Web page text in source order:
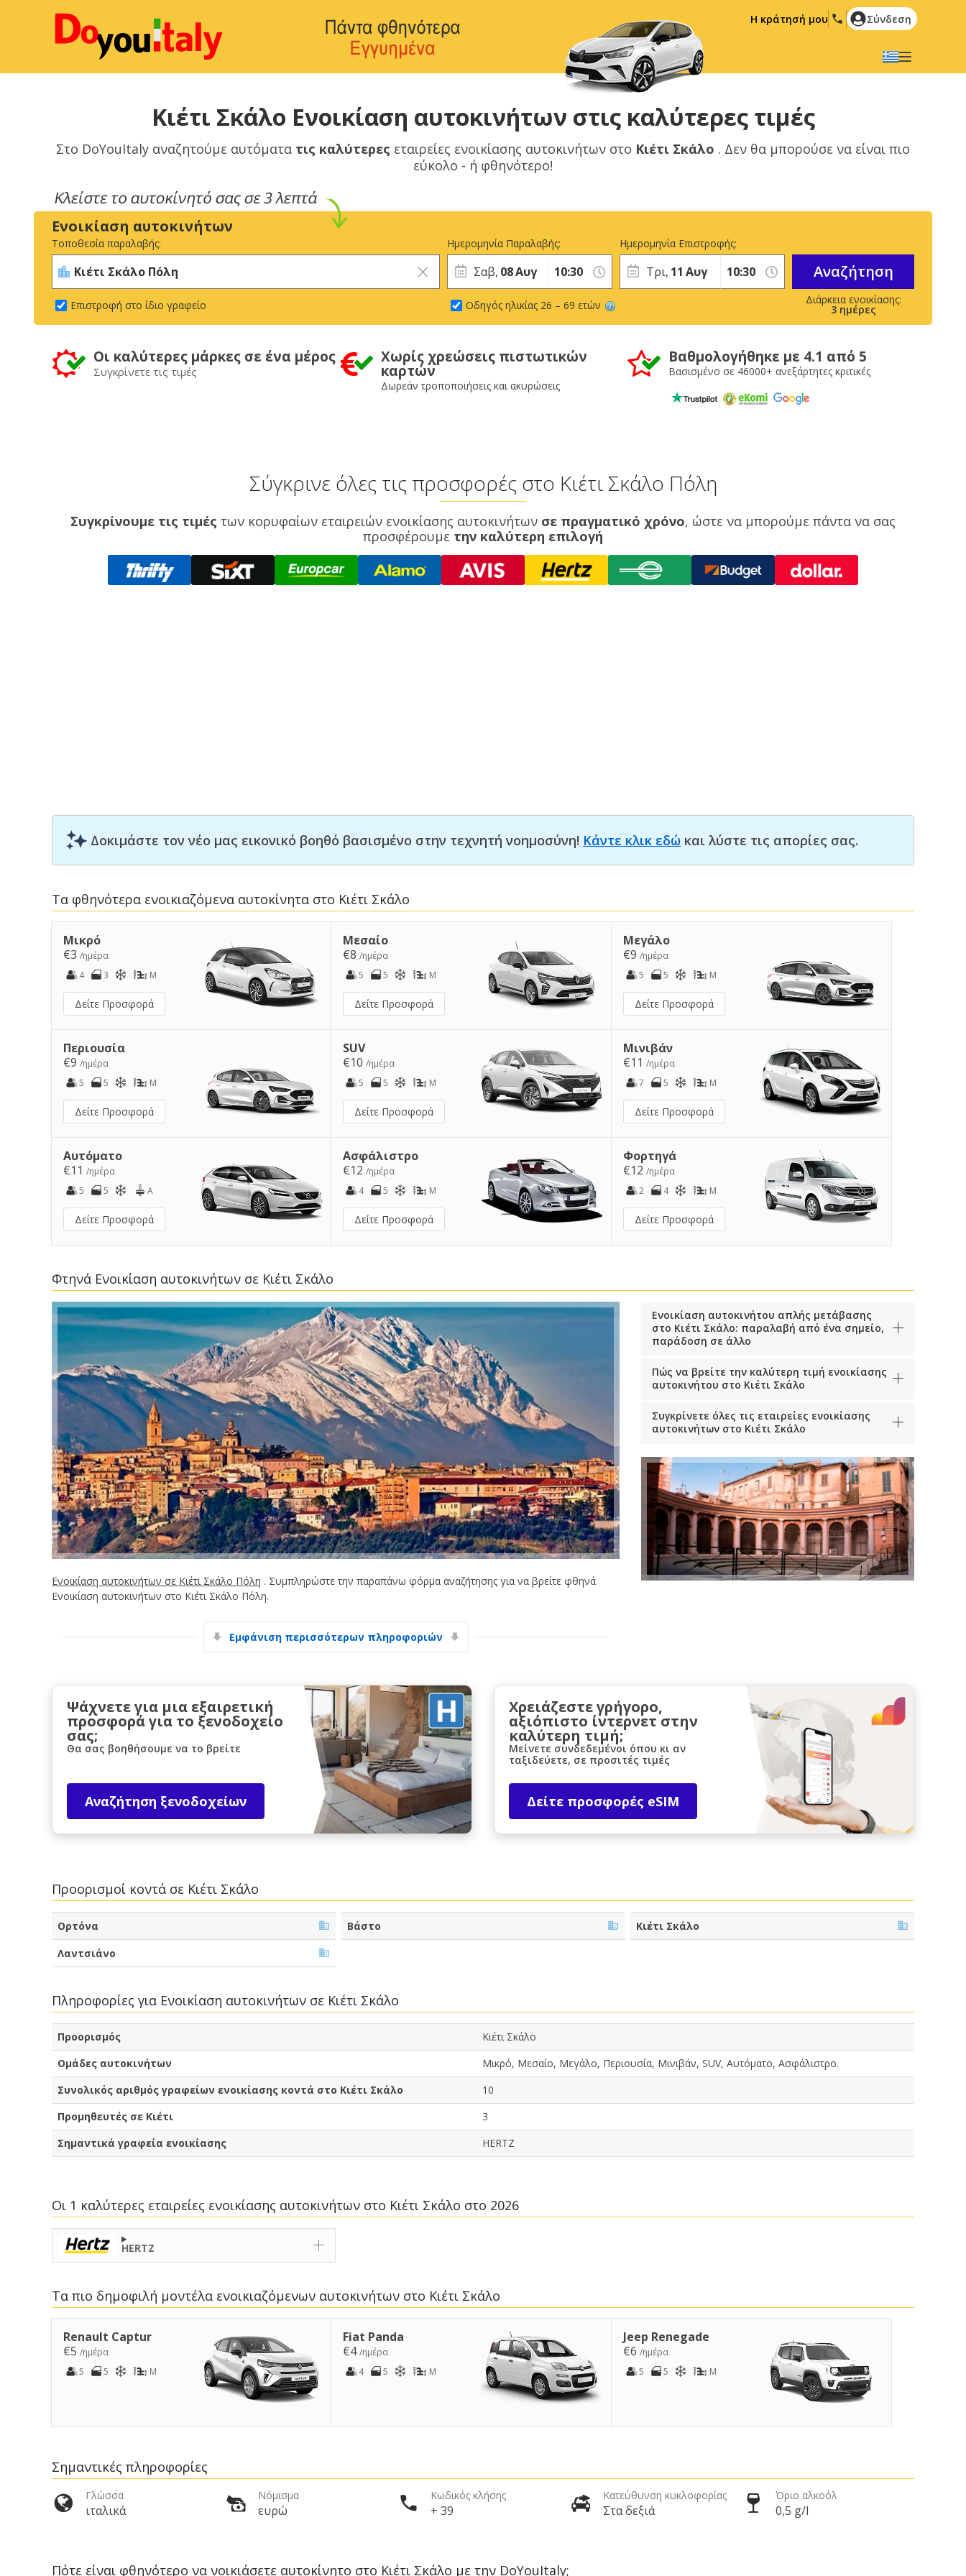
Μεγάλες εξοικονομήσεις
Αποκτήστε πρόσβαση σε αποκλειστικές
προσφορές συνεργατών
Σύνδεση με eLink
Η κράτησή μου Σύνδεση
Deutsch
Français
Italiano
Nederlands
Русский
Hrvatski
العربية
Κιέτι Σκάλο Ενοικίαση αυτοκινήτων στις καλύτερες τιμές
Στο DoYouItaly αναζητούμε αυτόματα τις καλύτερες εταιρείες ενοικίασης αυτοκινήτων στο Κιέτι Σκάλο . Δεν θα μπορούσε να είναι πιο
εύκολο - ή φθηνότερο!
Ενοικίαση αυτοκινήτων
Τοποθεσία παραλαβής:
Επιστροφή στο ίδιο γραφείο
Ημερομηνία Παραλαβής:
Σαβ, 08Αυγ
3 ημέρες
Ημερομηνία Επιστροφής:
Τρι, 11 Αυγ
Οδηγός ηλικίας 26 – 69 ετών
Αναζήτηση
Οι καλύτερες μάρκες σε ένα μέρος
Συγκρίνετε τις τιμές
Χωρίς χρεώσεις πιστωτικών
καρτών
Δωρεάν τροποποιήσεις και ακυρώσεις
Βαθμολογήθηκε με 4.1 από 5
Βασισμένο σε 46000+ ανεξάρτητες κριτικές
Σύγκρινε όλες τις προσφορές στο Κιέτι Σκάλο Πόλη
Συγκρίνουμε τις τιμές των κορυφαίων εταιρειών ενοικίασης αυτοκινήτων σε πραγματικό χρόνο, ώστε να μπορούμε πάντα να σας
προσφέρουμε την καλύτερη επιλογή
Δοκιμάστε τον νέο μας εικονικό βοηθό βασισμένο στην τεχνητή νοημοσύνη! Κάντε κλικ εδώ και λύστε τις απορίες σας.
Τα φθηνότερα ενοικιαζόμενα αυτοκίνητα στο Κιέτι Σκάλο
Μικρό
€3 /ημέρα
4
3 M
Δείτε Προσφορά
Μεσαίο
€8/ημέρα
5
5 M
Δείτε Προσφορά
Μεγάλο
€9 /ημέρα
5
5 M
Δείτε Προσφορά
Περιουσία
€9 /ημέρα
5
5 M
Δείτε Προσφορά
SUV
€10/ημέρα
5
5 M
Δείτε Προσφορά
Μινιβάν
€11 /ημέρα
7
5 M
Δείτε Προσφορά
Αυτόματο
€11 /ημέρα
5
5 A
Δείτε Προσφορά
Ασφάλιστρο
€12/ημέρα
4
5 M
Δείτε Προσφορά
Φορτηγά
€12 /ημέρα
2
4 M
Δείτε Προσφορά
Φτηνά Ενοικίαση αυτοκινήτων σε Κιέτι Σκάλο
Ενοικίαση αυτοκινήτων σε Κιέτι Σκάλο Πόλη . Συμπληρώστε την παραπάνω φόρμα αναζήτησης για να βρείτε φθηνά
Ενοικίαση αυτοκινήτων στο Κιέτι Σκάλο Πόλη.
Εμφάνιση περισσότερων πληροφοριών
Ενοικίαση αυτοκινήτου απλής μετάβασης
στο Κιέτι Σκάλο: παραλαβή από ένα σημείο,
παράδοση σε άλλο
Πώς να βρείτε την καλύτερη τιμή ενοικίασης
αυτοκινήτου στο Κιέτι Σκάλο
Συγκρίνετε όλες τις εταιρείες ενοικίασης
αυτοκινήτων στο Κιέτι Σκάλο
Ψάχνετε για μια εξαιρετική
προσφορά για το ξενοδοχείο
σας;
Θα σας βοηθήσουμε να το βρείτε
Αναζήτηση ξενοδοχείων
Χρειάζεστε γρήγορο,
αξιόπιστο ίντερνετ στην
καλύτερη τιμή;
Μείνετε συνδεδεμένοι όπου κι αν
ταξιδεύετε, σε προσιτές τιμές
Δείτε προσφορές eSIM
Προορισμοί κοντά σε Κιέτι Σκάλο
Ορτόνα Βάστο
Κιέτι Σκάλο
Λαντσιάνο
Πληροφορίες για Ενοικίαση αυτοκινήτων σε Κιέτι Σκάλο
Προορισμός
Κιέτι Σκάλο
Ομάδες αυτοκινήτων
Μικρό, Μεσαίο, Μεγάλο, Περιουσία, Μινιβάν, SUV, Αυτόματο, Ασφάλιστρο.
Συνολικός αριθμός γραφείων ενοικίασης κοντά στο Κιέτι Σκάλο
10
Προμηθευτές σε Κιέτι
3
Σημαντικά γραφεία ενοικίασης
HERTZ
Οι 1 καλύτερες εταιρείες ενοικίασης αυτοκινήτων στο Κιέτι Σκάλο στο 2026
HERTZ
Τα πιο δημοφιλή μοντέλα ενοικιαζόμενων αυτοκινήτων στο Κιέτι Σκάλο
Renault Captur
€5 /ημέρα
5
5 M
Fiat Panda
€4/ημέρα
4
5 M
Jeep Renegade
€6 /ημέρα
5
5 M
Σημαντικές πληροφορίες
Γλώσσα
ιταλικά
Νόμισμα
ευρώ
Κωδικός κλήσης
+ 39
Κατεύθυνση κυκλοφορίας
Στα δεξιά
Όριο αλκοόλ
0,5 g/l
Πότε είναι φθηνότερο να νοικιάσετε αυτοκίνητο στο Κιέτι Σκάλο με την DoYouItaly;